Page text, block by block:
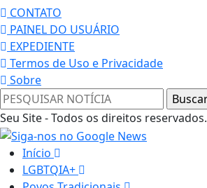
CONTATO
PAINEL DO USUÁRIO
EXPEDIENTE
Termos de Uso e Privacidade
Sobre
Seu Site - Todos os direitos reservados.
Início
LGBTQIA+